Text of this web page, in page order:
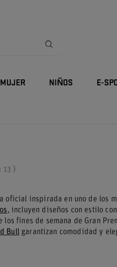
MUJER NIÑOS E-
13 )
oficial inspirada en uno de los
, incluyen diseños con estilo
los fines de semana de Gran
Bullgarantizan comodidad y